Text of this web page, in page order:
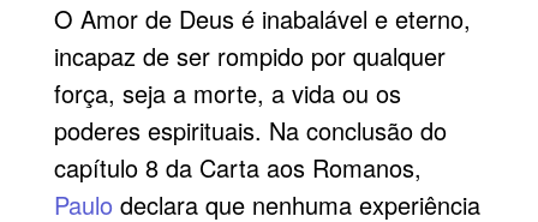
O Amor de Deus é inabalável e eterno,
incapaz de ser rompido por qualquer
força, seja a morte, a vida ou os
poderes espirituais. Na conclusão do
capítulo 8 da Carta aos Romanos,
Paulodeclara que nenhuma experiência